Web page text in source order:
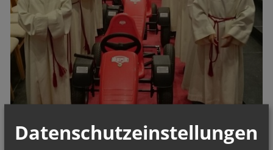
Datenschutzeinstellungen